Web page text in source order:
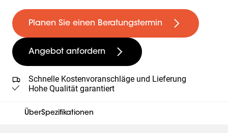
Planen Sie einen Beratungstermin
Angebot anfordern
Schnelle Kostenvoranschläge und Lieferung
Hohe Qualität garantiert
ÜberSpezifikationen